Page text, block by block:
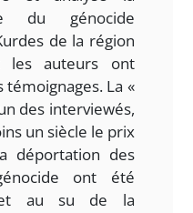
du génocide
de la région
les auteurs ont
La «
des interviewés,
un siècle le prix
déportation des
ont été
au su de la